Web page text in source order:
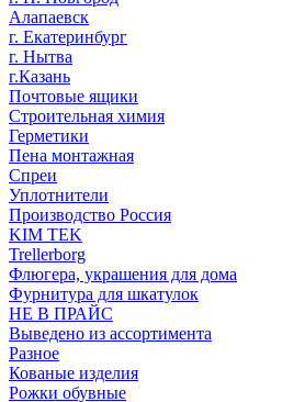
Алапаевск
г. Екатеринбург
г. Нытва
г.Казань
Почтовые ящики
Строительная химия
Герметики
Пена монтажная
Спреи
Уплотнители
Производство Россия
KIM TEK
Trellerborg
Флюгера, украшения для дома
Фурнитура для шкатулок
НЕ В ПРАЙС
Выведено из ассортимента
Разное
Кованые изделия
Рожки обувные